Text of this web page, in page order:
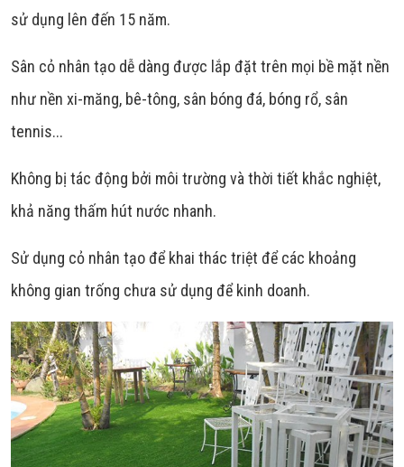
sử dụng lên đến 15 năm.
Sân cỏ nhân tạo dễ dàng được lắp đặt trên mọi bề mặt nền
như nền xi-măng, bê-tông, sân bóng đá, bóng rổ, sân
tennis...
Không bị tác động bởi môi trường và thời tiết khắc nghiệt,
khả năng thấm hút nước nhanh.
Sử dụng cỏ nhân tạo để khai thác triệt để các khoảng
không gian trống chưa sử dụng để kinh doanh.